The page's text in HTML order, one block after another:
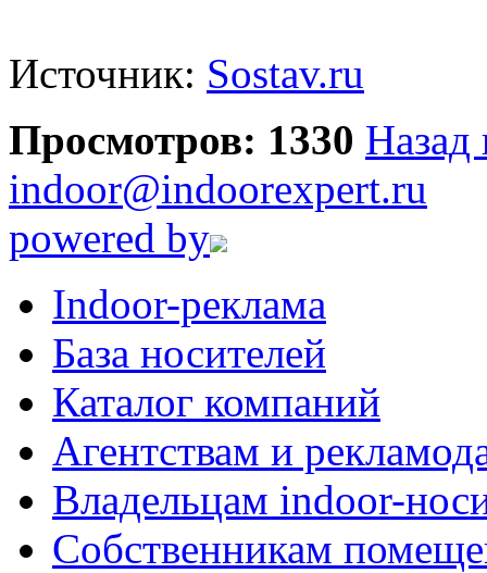
Источник: Sostav.ru
Просмотров: 1330 Назад
indoor@indoorexpert.ru
powered by
Indoor-реклама
База носителей
Каталог компаний
Агентствам и
Владельцам indoor-
Собственникам